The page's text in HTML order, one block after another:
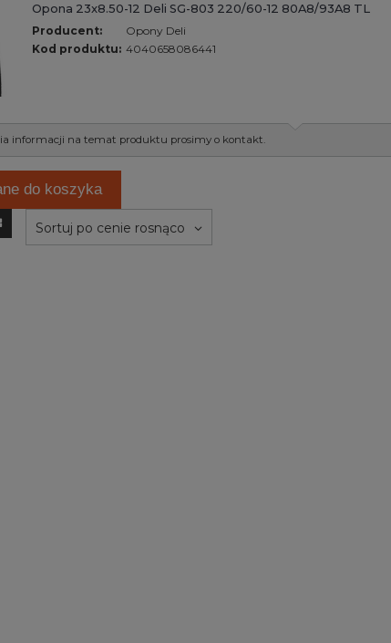
Opona 23x8.50-12 Deli SG-803 220/60-12 80A8/93A8 TL
Producent:
Opony Deli
Kod produktu: 4040658086441
informacji na temat produktu prosimy o kontakt.
do koszyka
Sortuj po cenie rosnąco